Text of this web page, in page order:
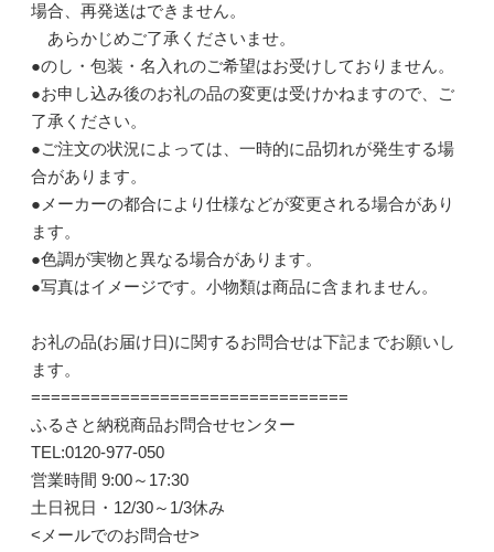
場合、再発送はできません。
あらかじめご了承くださいませ。
●のし・包装・名入れのご希望はお受けしておりません。
●お申し込み後のお礼の品の変更は受けかねますので、ご
了承ください。
●ご注文の状況によっては、一時的に品切れが発生する場
合があります。
●メーカーの都合により仕様などが変更される場合があり
ます。
●色調が実物と異なる場合があります。
●写真はイメージです。小物類は商品に含まれません。
お礼の品(お届け日)に関するお問合せは下記までお願いし
ます。
================================
ふるさと納税商品お問合せセンター
TEL:0120-977-050
営業時間 9:00～17:30
土日祝日・12/30～1/3休み
<メールでのお問合せ>